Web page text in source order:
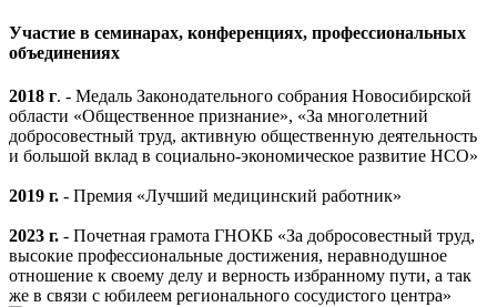
Участие в семинарах, конференциях, профессиональных
объединениях
2018 г. - Медаль Законодательного собрания Новосибирской
области «Общественное признание», «За многолетний
добросовестный труд, активную общественную деятельность
и большой вклад в социально-экономическое развитие НСО»
2019 г. - Премия «Лучший медицинский работник»
2023 г. - Почетная грамота ГНОКБ «За добросовестный труд,
высокие профессиональные достижения, неравнодушное
отношение к своему делу и верность избранному пути, а так
же в связи с юбилеем регионального сосудистого центра»